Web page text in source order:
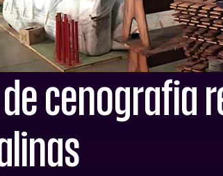
cenografia